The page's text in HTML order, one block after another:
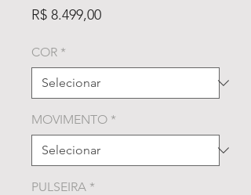
R$ 8.499,00Preço
COR *
MOVIMENTO *
PULSEIRA *